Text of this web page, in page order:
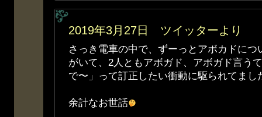
2019年3月27日 ツイッターより
さっき電車の中で、ずーっとアボカドにつ
がいて、2人ともアボガド、アボガド言う
で〜」って訂正したい衝動に駆られてまし
余計なお世話